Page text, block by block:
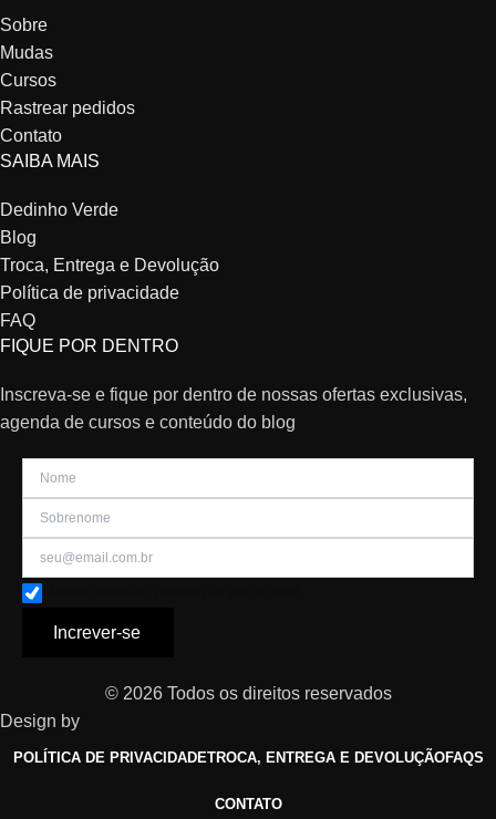
Sobre
Mudas
Cursos
Rastrear pedidos
Contato
SAIBA MAIS
Dedinho Verde
Blog
Troca, Entrega e Devolução
Política de privacidade
FAQ
FIQUE POR DENTRO
Inscreva-se e fique por dentro de nossas ofertas exclusivas,
agenda de cursos e conteúdo do blog
Increver-se
© 2026 Todos os direitos reservados
Design by
POLÍTICA DE PRIVACIDADETROCA, ENTREGA E DEVOLUÇÃOFAQS
CONTATO